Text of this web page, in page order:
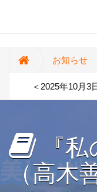
お知らせ
＜2025年10月3
『
（高木